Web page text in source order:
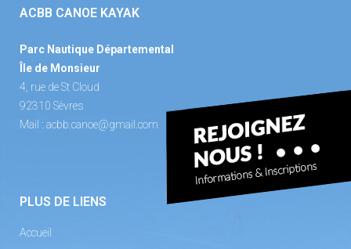
ACBB CANOE KAYAK
Parc Nautique Départemental
Île de Monsieur
4, rue de St Cloud
92310 Sèvres
Mail : acbb.canoe@gmail.com
PLUS DE LIENS
Accueil